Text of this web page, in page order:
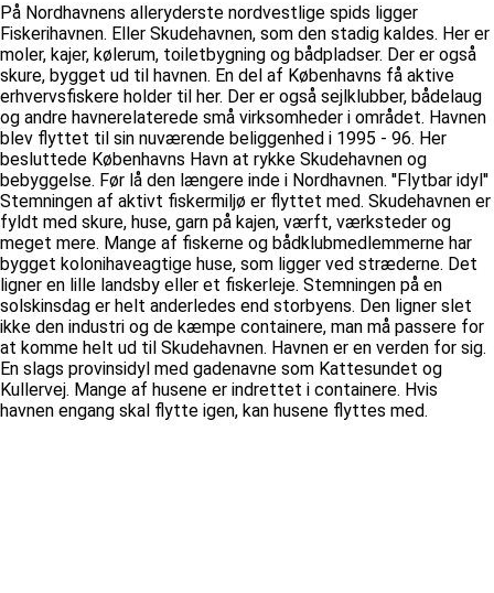
På Nordhavnens alleryderste nordvestlige spids ligger
Fiskerihavnen. Eller Skudehavnen, som den stadig kaldes. Her er
moler, kajer, kølerum, toiletbygning og bådpladser. Der er også
skure, bygget ud til havnen. En del af Københavns få aktive
erhvervsfiskere holder til her. Der er også sejlklubber, bådelaug
og andre havnerelaterede små virksomheder i området. Havnen
blev flyttet til sin nuværende beliggenhed i 1995 - 96. Her
besluttede Københavns Havn at rykke Skudehavnen og
bebyggelse. Før lå den længere inde i Nordhavnen. ''Flytbar idyl''
Stemningen af aktivt fiskermiljø er flyttet med. Skudehavnen er
fyldt med skure, huse, garn på kajen, værft, værksteder og
meget mere. Mange af fiskerne og bådklubmedlemmerne har
bygget kolonihaveagtige huse, som ligger ved stræderne. Det
ligner en lille landsby eller et fiskerleje. Stemningen på en
solskinsdag er helt anderledes end storbyens. Den ligner slet
ikke den industri og de kæmpe containere, man må passere for
at komme helt ud til Skudehavnen. Havnen er en verden for sig.
En slags provinsidyl med gadenavne som Kattesundet og
Kullervej. Mange af husene er indrettet i containere. Hvis
havnen engang skal flytte igen, kan husene flyttes med.